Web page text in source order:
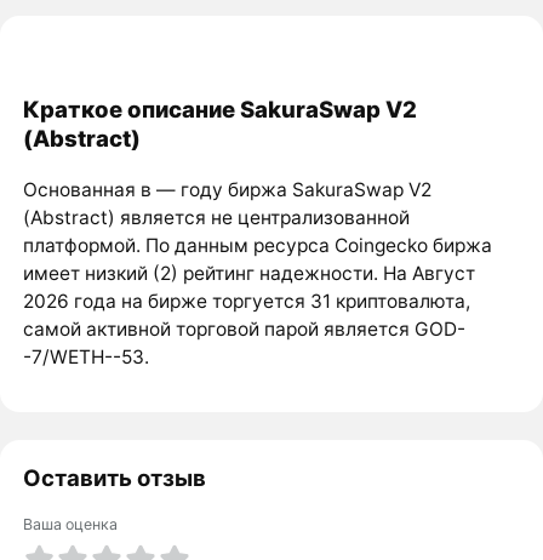
Краткое описание SakuraSwap V2
(Abstract)
Основанная в ― году биржа SakuraSwap V2
(Abstract) является не централизованной
платформой. По данным ресурса Coingecko биржа
имеет низкий (2) рейтинг надежности. На Август
2026 года на бирже торгуется 31 криптовалюта,
самой активной торговой парой является GOD-
-7/WETH--53.
Оставить отзыв
Ваша оценка